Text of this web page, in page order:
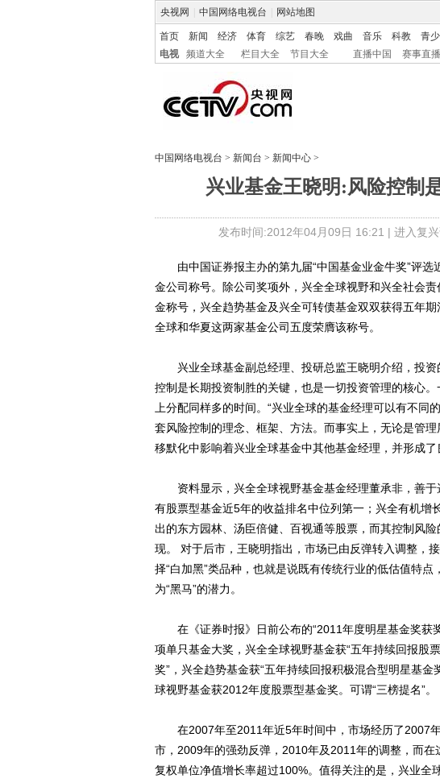
央视网 中国网络电视台 网站地图
首页 新闻 经济 体育 综艺 春晚 戏曲 音乐 科教 青少
电视
频道大全 栏目大全 节目大全 直播中国 赛事直播
中国网络电视台 > 新闻台 > 新闻中心 >
兴业基金王晓明:风险控制
发布时间:2012年04月09日 16:21 | 进入复
由中国证券报主办的第九届“中国基金业金牛奖”评选
金公司称号。除公司奖项外，兴全全球视野和兴全社会
金称号，兴全趋势基金及兴全可转债基金双双获得五年
全球和华夏这两家基金公司五度荣膺该称号。
兴业全球基金副总经理、投研总监王晓明介绍，投资
控制是长期投资制胜的关键，也是一切投资管理的核心
上分配同样多的时间。“兴业全球的基金经理可以有不
套风险控制的理念、框架、方法。而事实上，无论是管
移默化中影响着兴业全球基金中其他基金经理，并形成了
资料显示，兴全全球视野基金基金经理董承非，善于
有股票型基金近5年的收益排名中位列第一；兴全有机增
出的东方园林、汤臣倍健、百视通等股票，而其控制风
现。 对于后市，王晓明指出，市场已由反弹转入调整，
择“白加黑”类品种，也就是说既有传统行业的低估值特
为“黑马”的潜力。
在《证券时报》日前公布的“2011年度明星基金奖获
项单只基金大奖，兴全全球视野基金获“五年持续回报股
奖”，兴全趋势基金获“五年持续回报积极混合型明星基
球视野基金获2012年度股票型基金奖。可谓“三榜提名”。
在2007年至2011年近5年时间中，市场经历了2007
市，2009年的强劲反弹，2010年及2011年的调整，而
复权单位净值增长率超过100%。值得关注的是，兴业全